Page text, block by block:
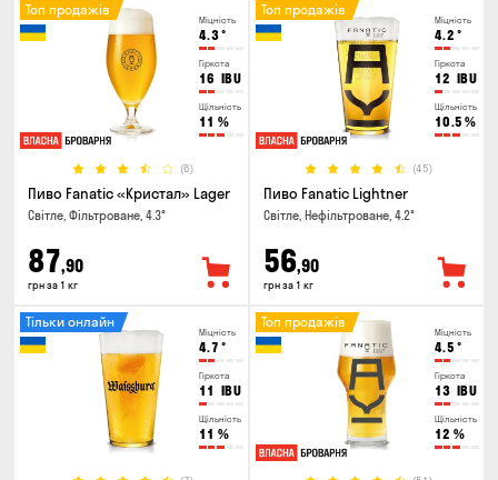
Міцність
4.3°
Гіркота
16 IBU
Щільність
11 %
(6)
Топ продажів
Пиво Fanatic «Кристал» Lager
Світле, Фільтроване, 4.3°
87,90
грн за 1 кг
Міцність
4.2 °
Гіркота
12 IBU
Щільність
10.5 %
(45)
Топ продажів
Пиво Fanatic Lightner
Світле, Нефільтроване, 4.2°
56,90
грн за 1 кг
Міцність
4.7 °
Гіркота
11 IBU
Щільність
11 %
Тільки онлайн
Міцність
4.5 °
Гіркота
13 IBU
Щільність
12 %
Топ продажів